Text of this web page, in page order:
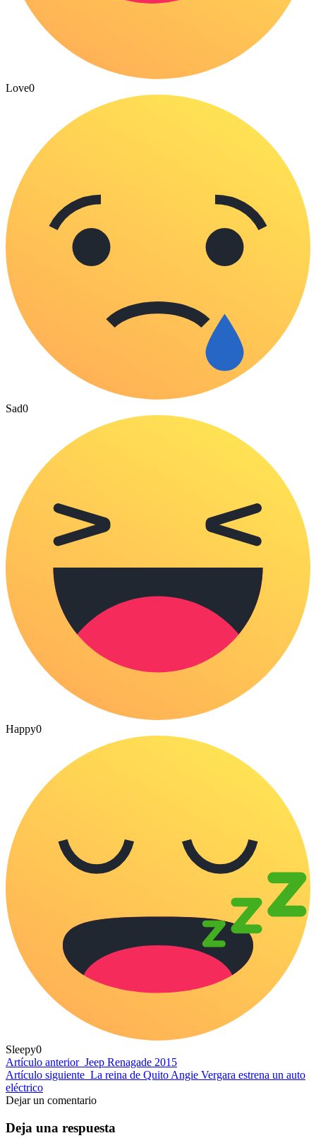
Love0
Sad0
Happy0
Sleepy0
Artículo anterior Jeep Renagade 2015
Artículo siguiente La reina de Quito Angie Vergara estrena un auto
eléctrico
Dejar un comentario
Deja una respuesta